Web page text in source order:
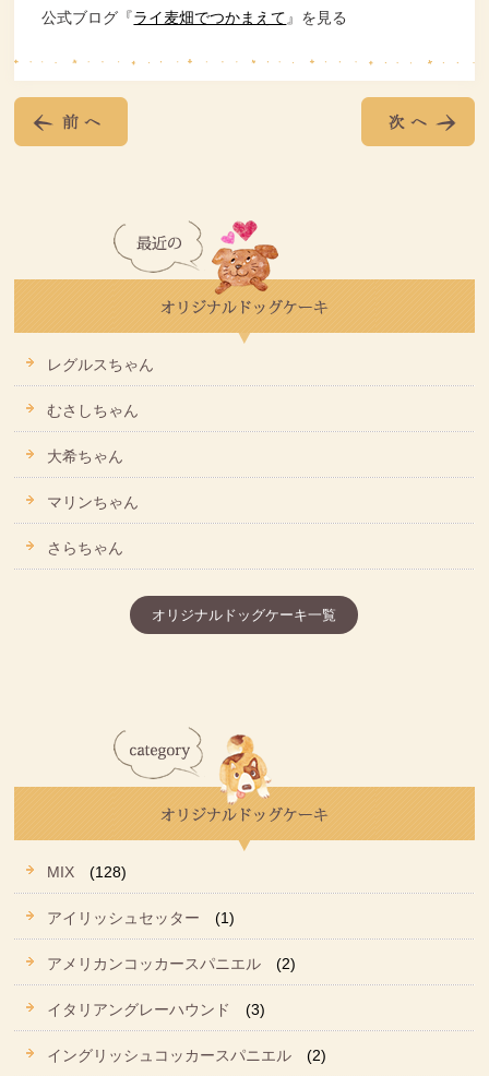
公式ブログ『ライ麦畑でつかまえて 』を見る
レグルスちゃん
むさしちゃん
大希ちゃん
マリンちゃん
さらちゃん
オリジナルドッグケーキ一覧
MIX (128)
アイリッシュセッター (1)
アメリカンコッカースパニエル (2)
イタリアングレーハウンド (3)
イングリッシュコッカースパニエル (2)